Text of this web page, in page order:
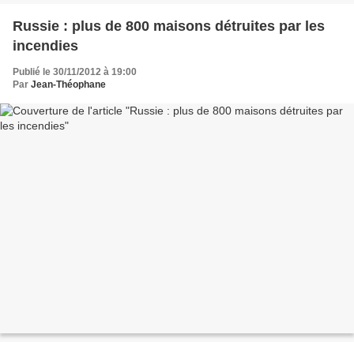
Russie : plus de 800 maisons détruites par les
incendies
Publié le 30/11/2012 à 19:00
Par Jean-Théophane